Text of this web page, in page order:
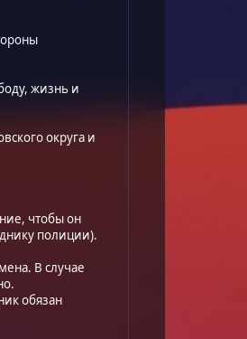
жизнь и
округа и
чтобы он
полиции).
В случае
обязан